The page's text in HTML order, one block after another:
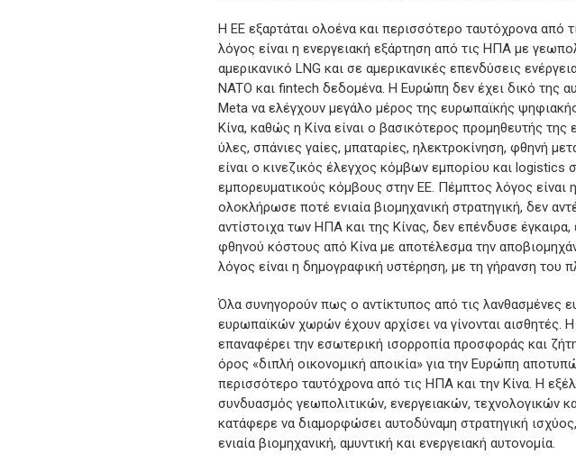
Η ΕΕ εξαρτάται ολοένα και περισσότερο ταυτόχρονα από
λόγος είναι η ενεργειακή εξάρτηση από τις ΗΠΑ με
αμερικανικό LNG και σε αμερικανικές επενδύσεις
NATO και fintech δεδομένα. Η Ευρώπη δεν έχει δικό της
Meta να ελέγχουν μεγάλο μέρος της ευρωπαϊκής
Κίνα, καθώς η Κίνα είναι ο βασικότερος προμηθευτής
ύλες, σπάνιες γαίες, μπαταρίες, ηλεκτροκίνηση, φθηνή
είναι ο κινεζικός έλεγχος κόμβων εμπορίου και logistics
εμπορευματικούς κόμβους στην ΕΕ. Πέμπτος λόγος είναι
ολοκλήρωσε ποτέ ενιαία βιομηχανική στρατηγική, δεν
αντίστοιχα των ΗΠΑ και της Κίνας, δεν επένδυσε
φθηνού κόστους από Κίνα με αποτέλεσμα την
λόγος είναι η δημογραφική υστέρηση, με τη γήρανση του
Όλα συνηγορούν πως ο αντίκτυπος από τις λανθασμένες
ευρωπαϊκών χωρών έχουν αρχίσει να γίνονται αισθητές.
επαναφέρει την εσωτερική ισορροπία προσφοράς και
όρος «διπλή οικονομική αποικία» για την Ευρώπη
περισσότερο ταυτόχρονα από τις ΗΠΑ και την Κίνα. Η
συνδυασμός γεωπολιτικών, ενεργειακών, τεχνολογικών
κατάφερε να διαμορφώσει αυτοδύναμη στρατηγική
ενιαία βιομηχανική, αμυντική και ενεργειακή αυτονομία.